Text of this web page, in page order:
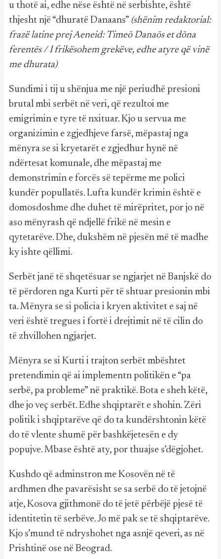
u thotë ai, edhe nëse është në serbishte, është
thjesht një “dhuratë Danaans” (shënim redaktorial:
frazë latine prej Aeneid: Timeō Danaōs et dōna
ferentēs / I frikësohem grekëve, edhe atyre që vinë
me dhurata)
Sundimi i tij u shënjua me një periudhë presioni
brutal mbi serbët në veri, që rezultoi me
emigrimin e tyre të nxituar. Kjo u servua me
organizimin e zgjedhjeve farsë, mëpastaj nga
mënyra se si kryetarët e zgjedhur hynë në
ndërtesat komunale, dhe mëpastaj me
demonstrimin e forcës së tepërme me polici
kundër popullatës. Lufta kundër krimin është e
domosdoshme dhe duhet të mirëpritet, por jo në
aso mënyrash që ndjellë frikë në mesin e
qytetarëve. Dhe, dukshëm në pjesën më të madhe
ky ishte qëllimi.
Serbët janë të shqetësuar se ngjarjet në Banjskë do
të përdoren nga Kurti për të shtuar presionin mbi
ta. Mënyra se si policia i kryen aktivitet e saj në
veri është tregues i fortë i drejtimit në të cilin do
të zhvillohen ngjarjet.
Mënyra se si Kurti i trajton serbët mbështet
pretendimin që ai implementn politikën e “pa
serbë, pa probleme” në praktikë. Bota e sheh këtë,
dhe jo veç serbët. Edhe shqiptarët e shohin. Zëri
politik i shqiptarëve që do ta kundërshtonin këtë
do të vlente shumë për bashkëjetesën e dy
popujve. Mbase është aty, por thuajse s’dëgjohet.
Kushdo që adminstron me Kosovën në të
ardhmen dhe pavarësisht se sa serbë do të jetojnë
atje, Kosova gjithmonë do të jetë përbëjë pjesë të
identitetin të serbëve. Jo më pak se të shqiptarëve.
Kjo s’mund të ndryshohet nga asnjë qeveri, as në
Prishtinë ose në Beograd.